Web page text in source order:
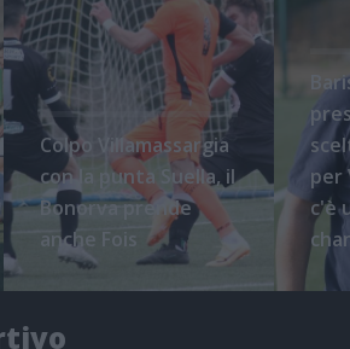
Colpo Villamassargia
con la punta Suella, il
Bonorva prende
anche Fois
per
c'è